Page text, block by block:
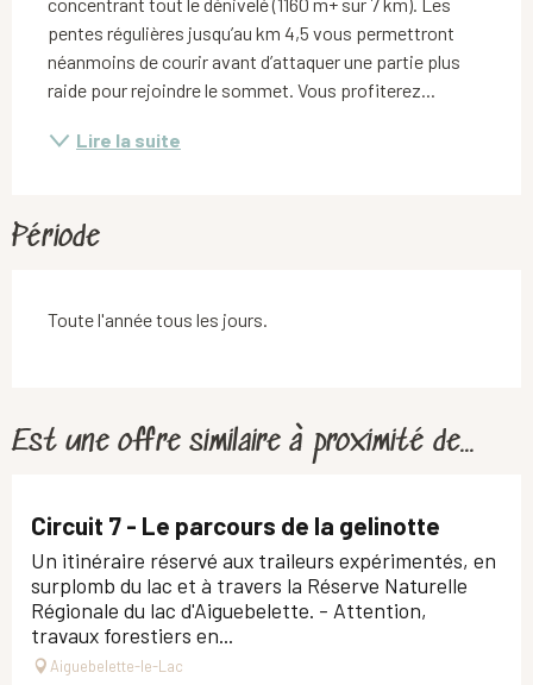
pentes régulières jusqu’au km 4,5 vous permettront
néanmoins de courir avant d’attaquer une partie plus
raide pour rejoindre le sommet. Vous profiterez...
Lire la suite
Période
Toute l'année tous les jours.
Est une offre similaire à proximité de...
Circuit 7 - Le parcours de la gelinotte
Un itinéraire réservé aux traileurs expérimentés, en
surplomb du lac et à travers la Réserve Naturelle
Régionale du lac d'Aiguebelette. - Attention,
travaux forestiers en...
Aiguebelette-le-Lac